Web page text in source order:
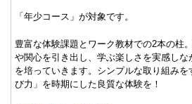
「年少コース」が対象です。
豊富な体験課題とワーク教材での2本の柱
や関心を引き出し、学ぶ楽しさを実感し
を培っていきます。シンプルな取り組み
び力」を時期にした良質な体験を！